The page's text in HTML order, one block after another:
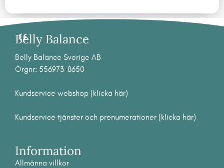
Belly Balance
Belly Balance Sverige AB
Orgnr: 556973-8650
Kundservice webshop (klicka här)
Kundservice tjänster och prenumerationer (klicka här)
Information
Allmänna villkor